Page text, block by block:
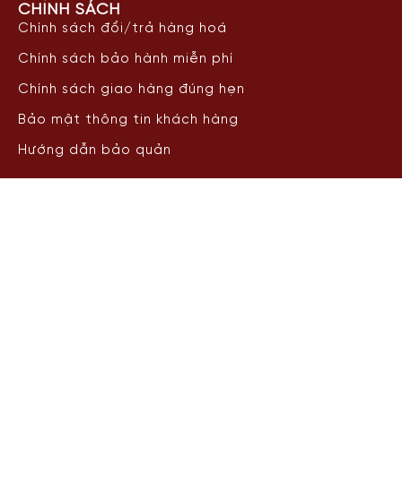
CHÍNH SÁCH
Chính sách đổi/trả hàng hoá
Chính sách bảo hành miễn phí
Chính sách giao hàng đúng hẹn
Bảo mật thông tin khách hàng
Hướng dẫn bảo quản